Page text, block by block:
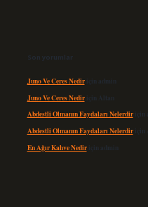
Son yorumlar
Juno Ve Ceres Nediriçin admin
Juno Ve Ceres Nediriçin Altan
Abdestli Olmanın Faydaları Nelerdiriçin
Abdestli Olmanın Faydaları Nelerdiriçin
En Ağır Kahve Nediriçin admin